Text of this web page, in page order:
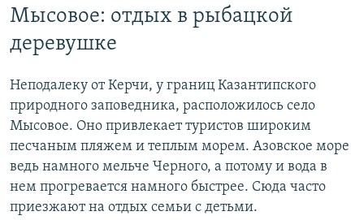
Мысовое: отдых в рыбацкой
деревушке
Неподалеку от Керчи, у границ Казантипского
природного заповедника, расположилось село
Мысовое. Оно привлекает туристов широким
песчаным пляжем и теплым морем. Азовское море
ведь намного мельче Черного, а потому и вода в
нем прогревается намного быстрее. Сюда часто
приезжают на отдых семьи с детьми.